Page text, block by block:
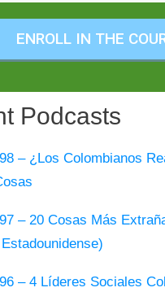
ENROLL IN THE
Podcasts
– ¿Los Colombianos
– 20 Cosas Más
– 4 Líderes Sociales